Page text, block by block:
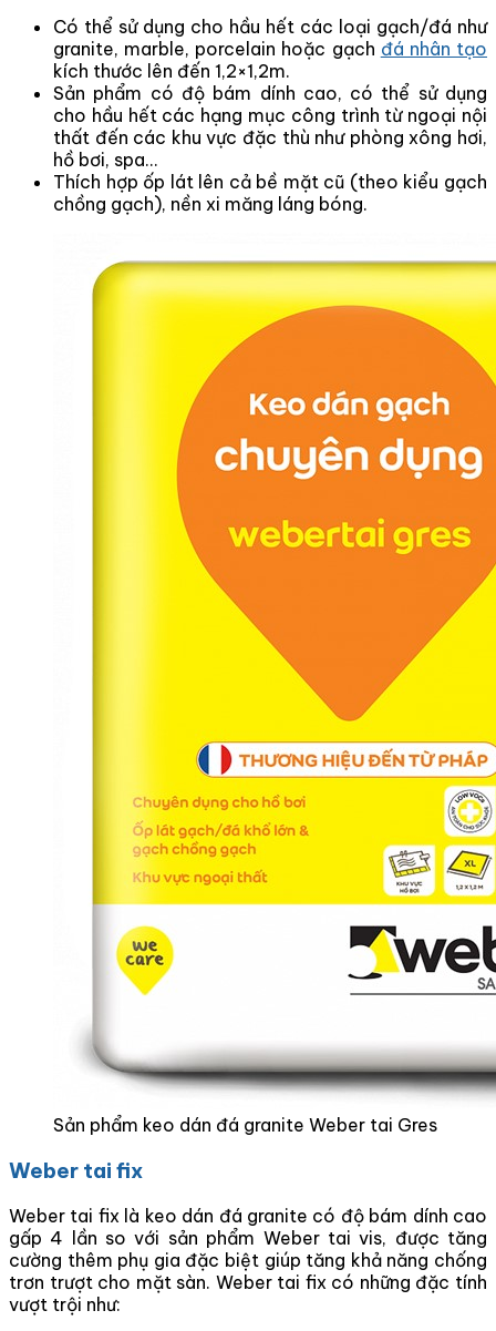
Có thể sử dụng cho hầu hết các loại gạch/đá như
granite, marble, porcelain hoặc gạch đá nhân tạo
kích thước lên đến 1,2×1,2m.
Sản phẩm có độ bám dính cao, có thể sử dụng
cho hầu hết các hạng mục công trình từ ngoại nội
thất đến các khu vực đặc thù như phòng xông hơi,
hồ bơi, spa…
Thích hợp ốp lát lên cả bề mặt cũ (theo kiểu gạch
chồng gạch), nền xi măng láng bóng.
Sản phẩm keo dán đá granite Weber tai Gres
Weber tai fix
Weber tai fix là keo dán đá granite có độ bám dính cao
gấp 4 lần so với sản phẩm Weber tai vis, được tăng
cường thêm phụ gia đặc biệt giúp tăng khả năng chống
trơn trượt cho mặt sàn. Weber tai fix có những đặc tính
vượt trội như: